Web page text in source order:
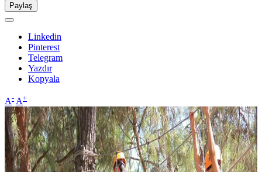
Paylaş
Linkedin
Pinterest
Telegram
Yazdır
Kopyala
A- A+